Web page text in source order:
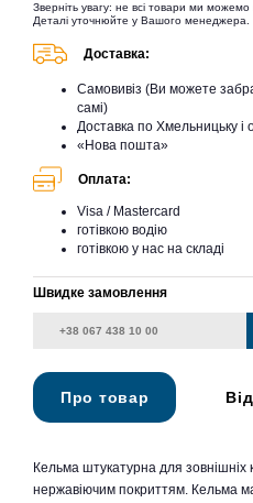
Зверніть увагу: не всі товари ми
Деталі уточнюйте у Вашого менеджера.
Доставка:
Самовивіз (Ви можете
самі)
Доставка по Хмельницьку і
«Нова пошта»
Оплата:
Visa / Mastercard
готівкою водію
готівкою у нас на складі
Швидке замовлення
Про товар
Кельма штукатурна для зовнішніх
нержавіючим покриттям. Кельма